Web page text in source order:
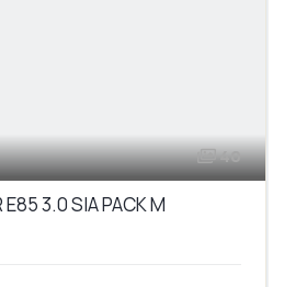
40
3.0 SIA PACK M